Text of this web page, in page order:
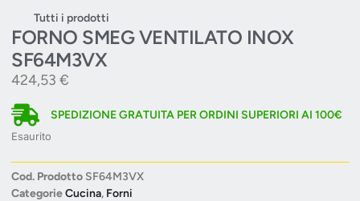
Tutti i prodotti
FORNO SMEG VENTILATO INOX
SF64M3VX
424,53 €
SPEDIZIONE GRATUITA PER ORDINI SUPERIORI AI 100€
Esaurito
Cod. Prodotto SF64M3VX
CategorieCucina, Forni